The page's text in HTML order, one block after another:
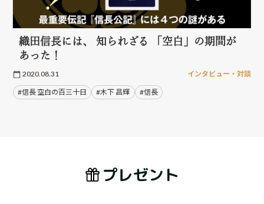
織田信長には、 知られざる 「空白」の期間が
あった！
2020.08.31 インタビュー・対談
#信長 空白の百三十日 #木下 昌輝 #信長
プレゼント